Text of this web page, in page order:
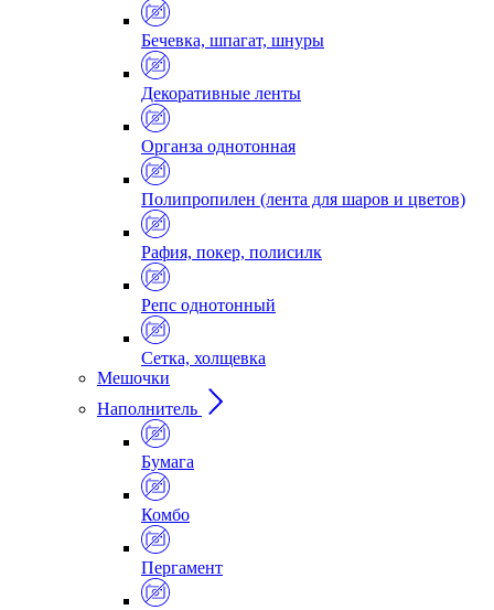
Бечевка, шпагат, шнуры
Декоративные ленты
Органза однотонная
Полипропилен (лента для шаров и цветов)
Рафия, покер, полисилк
Репс однотонный
Сетка, холщевка
Мешочки
Наполнитель
Бумага
Комбо
Пергамент